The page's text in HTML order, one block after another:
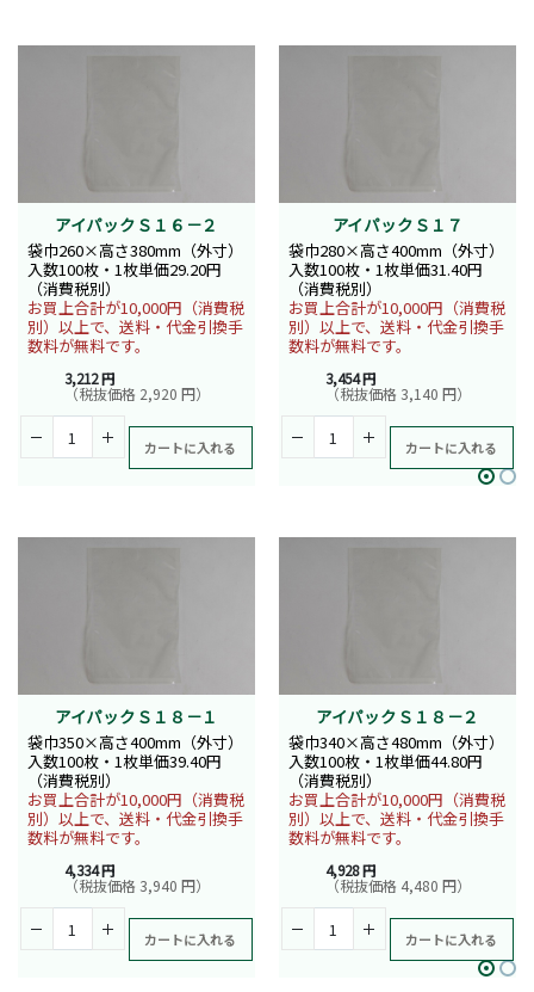
アイパックＳ１６－２
袋巾260×高さ380mm（外寸）
入数100枚・1枚単価29.20円
（消費税別）
お買上合計が10,000円（消費税
別）以上で、送料・代金引換手
数料が無料です。
3,212 円
（税抜価格 2,920 円）
カートに入れる
アイパックＳ１７
袋巾280×高さ400mm（外寸）
入数100枚・1枚単価31.40円
（消費税別）
お買上合計が10,000円（消費税
別）以上で、送料・代金引換手
数料が無料です。
3,454 円
（税抜価格 3,140 円）
カートに入れる
アイパックＳ１８－１
袋巾350×高さ400mm（外寸）
入数100枚・1枚単価39.40円
（消費税別）
お買上合計が10,000円（消費税
別）以上で、送料・代金引換手
数料が無料です。
4,334 円
（税抜価格 3,940 円）
カートに入れる
アイパックＳ１８－２
袋巾340×高さ480mm（外寸）
入数100枚・1枚単価44.80円
（消費税別）
お買上合計が10,000円（消費税
別）以上で、送料・代金引換手
数料が無料です。
4,928 円
（税抜価格 4,480 円）
カートに入れる